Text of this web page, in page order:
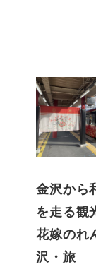
金沢から
を走る観
花嫁のれ
沢・旅